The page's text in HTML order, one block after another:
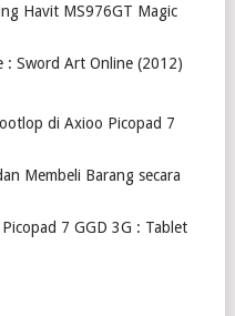
Havit MS976GT Magic
: Sword Art Online (2012)
di Axioo Picopad 7
Membeli Barang secara
7 GGD 3G : Tablet